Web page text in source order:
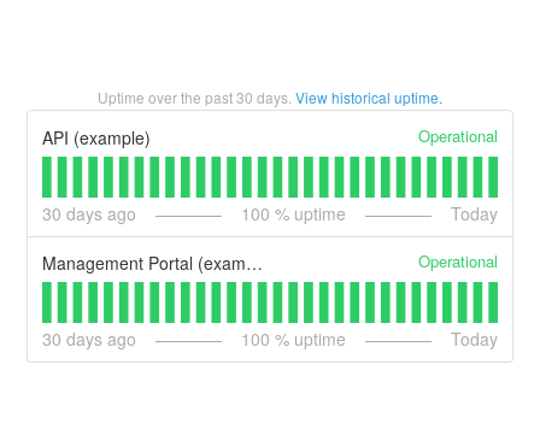
Uptime over the past30 days. View historical uptime.
API (example) Operational
30 days ago 100 % uptime Today
Management Portal (example) Operational
30 days ago 100 % uptime Today